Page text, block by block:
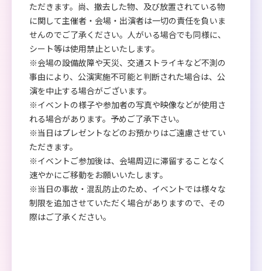
ただきます。尚、撤去した物、及び放置されている物
に関して主催者・会場・出演者は一切の責任を負いま
せんのでご了承ください。人がいる場合でも同様に、
シート等は使用禁止といたします。
※会場の設備故障や天災、交通ストライキなど不測の
事由により、公演実施不可能と判断された場合は、公
演を中止する場合がございます。
※イベントの様子や参加者の写真や映像などが使用さ
れる場合があります。予めご了承下さい。
※当日はプレゼントなどのお預かりはご遠慮させてい
ただきます。
※イベントご参加後は、会場周辺に滞留することなく
速やかにご移動をお願いいたします。
※当日の事故・混乱防止のため、イベントでは様々な
制限を追加させていただく場合がありますので、その
際はご了承ください。